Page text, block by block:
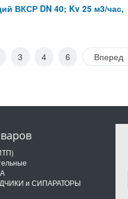
ВКСР DN 40; Kv 25 м3/час,
3 4 6 Вперед
и СИПАРАТОРЫ